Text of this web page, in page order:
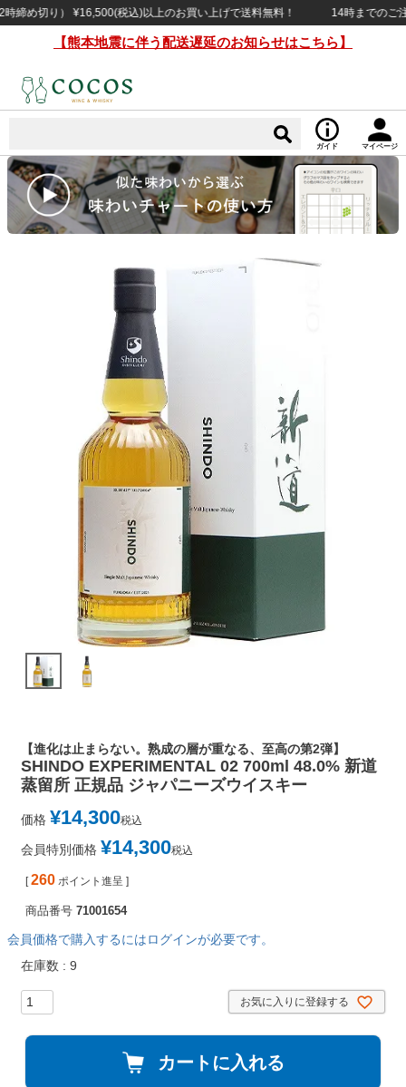
め切り） ¥16,500(税込)以上のお買い上げで送料無料！ 14時までのご注
【熊本地震に伴う配送遅延のお知らせはこちら】
ガイド マイページ
【進化は止まらない。熟成の層が重なる、至高の第2弾】
SHINDO EXPERIMENTAL 02 700ml 48.0% 新道
蒸留所 正規品 ジャパニーズウイスキー
価格 ¥14,300税込
会員特別価格 ¥14,300税込
[ 260 ポイント進呈 ]
商品番号 71001654
会員価格で購入するにはログインが必要です。
在庫数
9
お気に入りに登録する
カートに入れる